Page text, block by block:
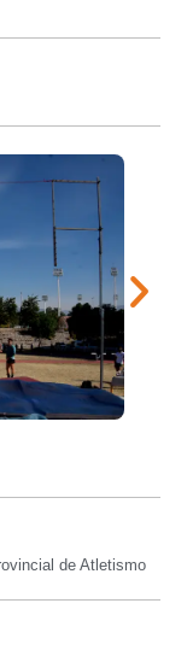
de Atletismo